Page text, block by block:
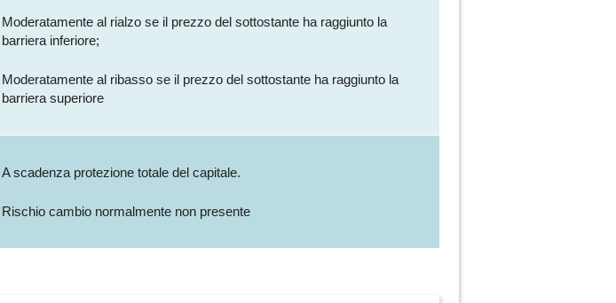
Moderatamente al rialzo se il prezzo del sottostante ha raggiunto la
barriera inferiore;
Moderatamente al ribasso se il prezzo del sottostante ha raggiunto la
barriera superiore
A scadenza protezione totale del capitale.
Rischio cambio normalmente non presente